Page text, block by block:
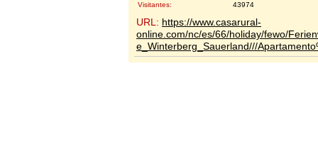
Visitantes:
43974
URL: https://www.casarural-
online.com/nc/es/66/holiday/fewo/
e_Winterberg_Sauerland///